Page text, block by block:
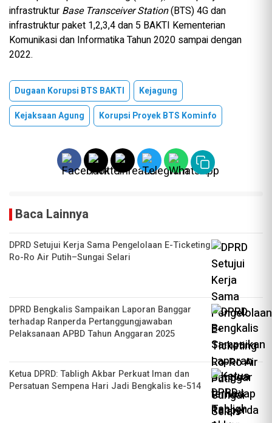
infrastruktur Base Transceiver Station(BTS) 4G dan
infrastruktur paket 1,2,3,4 dan 5 BAKTI Kementerian
Komunikasi dan Informatika Tahun 2020 sampai dengan
2022.
Dugaan Korupsi BTS BAKTI
Kejagung
Kejaksaan Agung
Korupsi Proyek BTS Kominfo
Baca Lainnya
DPRD Setujui Kerja Sama Pengelolaan E-Ticketing
Ro-Ro Air Putih–Sungai Selari
DPRD Bengkalis Sampaikan Laporan Banggar
terhadap Ranperda Pertanggungjawaban
Pelaksanaan APBD Tahun Anggaran 2025
Ketua DPRD: Tabligh Akbar Perkuat Iman dan
Persatuan Sempena Hari Jadi Bengkalis ke-514